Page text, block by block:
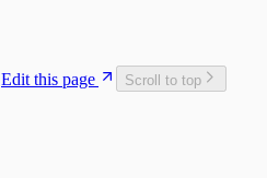
Edit this page Scroll to top